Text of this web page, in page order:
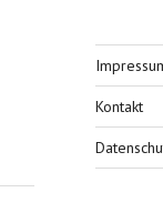
Kontakt